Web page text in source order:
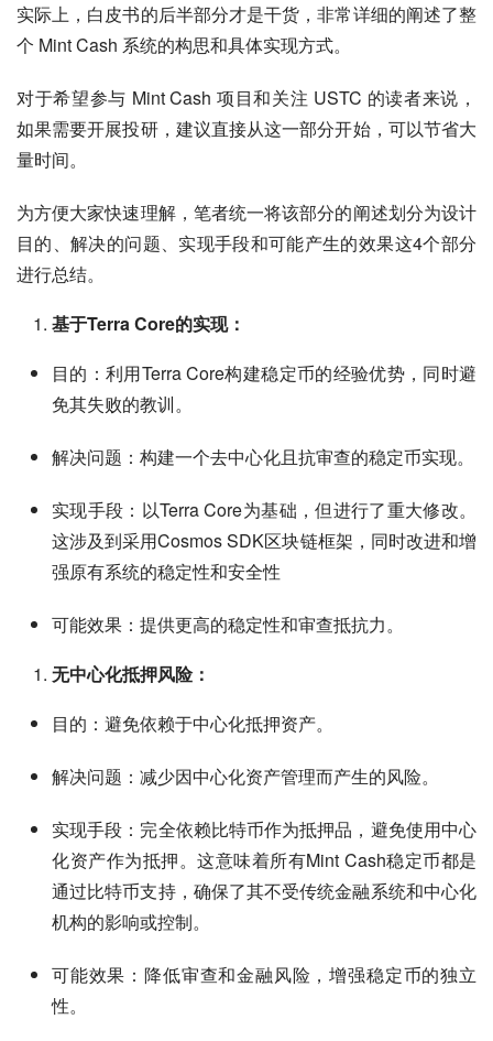
实际上，白皮书的后半部分才是干货，非常详细的阐述了整
个 Mint Cash 系统的构思和具体实现方式。
对于希望参与 Mint Cash 项目和关注 USTC 的读者来说，
如果需要开展投研，建议直接从这一部分开始，可以节省大
量时间。
为方便大家快速理解，笔者统一将该部分的阐述划分为设计
目的、解决的问题、实现手段和可能产生的效果这4个部分
进行总结。
基于Terra Core的实现：
目的：利用Terra Core构建稳定币的经验优势，同时避
免其失败的教训。
解决问题：构建一个去中心化且抗审查的稳定币实现。
实现手段：以Terra Core为基础，但进行了重大修改。
这涉及到采用Cosmos SDK区块链框架，同时改进和增
强原有系统的稳定性和安全性
可能效果：提供更高的稳定性和审查抵抗力。
无中心化抵押风险：
目的：避免依赖于中心化抵押资产。
解决问题：减少因中心化资产管理而产生的风险。
实现手段：完全依赖比特币作为抵押品，避免使用中心
化资产作为抵押。这意味着所有Mint Cash稳定币都是
通过比特币支持，确保了其不受传统金融系统和中心化
机构的影响或控制。
可能效果：降低审查和金融风险，增强稳定币的独立
性。